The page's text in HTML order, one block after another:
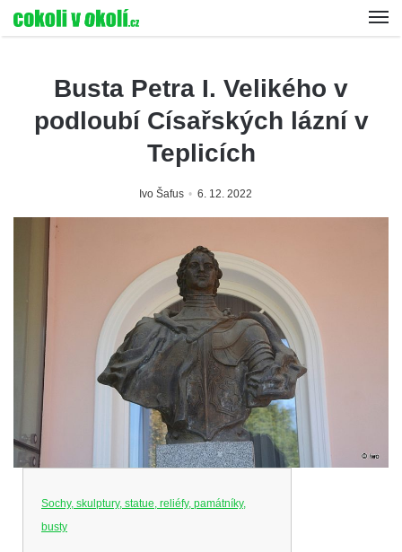
Busta Petra I. Velikého v
podloubí Císařských lázní v
Teplicích
Ivo Šafus 6. 12. 2022
Sochy, skulptury, statue, reliéfy, památníky,
busty